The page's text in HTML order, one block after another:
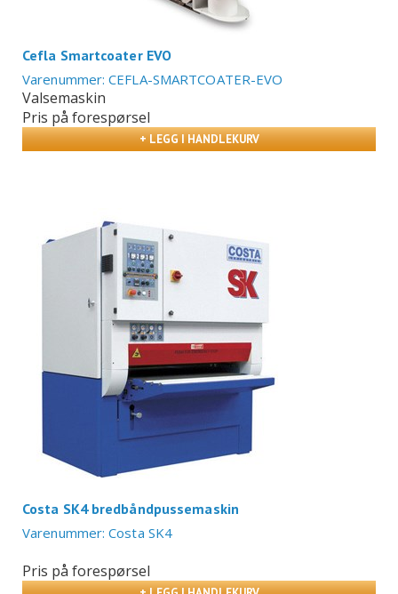
Cefla Smartcoater EVO
Varenummer: CEFLA-SMARTCOATER-EVO
Valsemaskin
Pris på forespørsel
+ LEGG I HANDLEKURV
Costa SK4 bredbåndpussemaskin
Varenummer: Costa SK4
Pris på forespørsel